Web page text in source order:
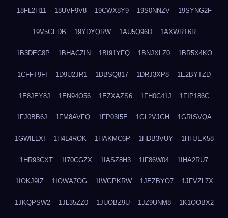
18FL2H11 18UVF9V8 19CWX8Y9 19S0NNZV 19SYNG2F
19V5GFDB 19YDYQRW 1AU5Q96D 1AXWRT6R
1B3DEC8P 1BHACZIN 1BI91YFQ 1BNJXLZ0 1BR5X4KO
1CFFT9FI 1D9U2JR1 1DBSQ817 1DRJ3XP8 1E2BYTZD
1E8JEY8J 1EN94O56 1EZXAZS6 1FH0C41J 1FIP186C
1FJ0BB6J 1FM8AVFQ 1FP03I5E 1GL2VJGH 1GRISVQA
1GWILLXI 1H4L4ROK 1HAKMC6P 1HDB3VUY 1HHJEK58
1HR93CXT 1I70CGZX 1IASZ8H3 1IF86W04 1IHA2RU7
1IOKJ9IZ 1IOWA7OG 1IWGPKRW 1JEZBYO7 1JFVZL7X
1JKQPSW2 1JL35ZZ0 1JUOBZ9U 1JZ9UNM8 1K1OOBX2